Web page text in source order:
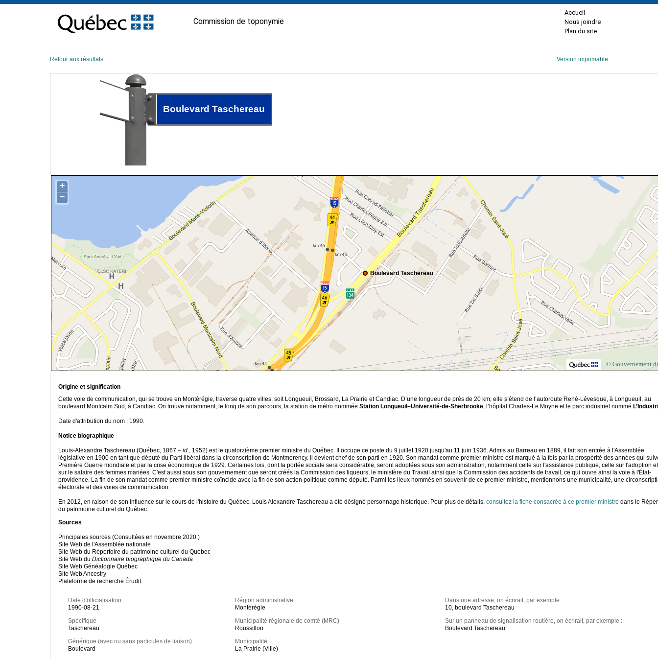
contenu
Commission de toponymie
Accueil
Nous joindre
Plan du site
Retour aux résultats Version imprimable
Boulevard Taschereau
Boulevard Taschereau
+
−
© Gouvernement
Origine et signification
Cette voie de communication, qui se trouve en Montérégie, traverse quatre villes, soit Longueuil, Brossard, La Prairie et Candiac. D’une longueur de près de 20 km, elle s’étend de l’autoroute René-Lévesque, à Longueuil, au
boulevard Montcalm Sud, à Candiac. On trouve notamment, le long de son parcours, la station de métro nommée Station Longueuil–Université-de-Sherbrooke, l’hôpital Charles-Le Moyne et le parc industriel nommé
Date d'attribution du nom : 1990.
Notice biographique
Louis-Alexandre Taschereau (Québec, 1867 – id., 1952) est le quatorzième premier ministre du Québec. Il occupe ce poste du 9 juillet 1920 jusqu'au 11 juin 1936. Admis au Barreau en 1889, il fait son entrée à l'Assemblée
législative en 1900 en tant que député du Parti libéral dans la circonscription de Montmorency. Il devient chef de son parti en 1920. Son mandat comme premier ministre est marqué à la fois par la prospérité des années qui
Première Guerre mondiale et par la crise économique de 1929. Certaines lois, dont la portée sociale sera considérable, seront adoptées sous son administration, notamment celle sur l'assistance publique, celle sur l'adoption
sur le salaire des femmes mariées. C'est aussi sous son gouvernement que seront créés la Commission des liqueurs, le ministère du Travail ainsi que la Commission des accidents de travail, ce qui ouvre ainsi la voie à l'État-
providence. La fin de son mandat comme premier ministre coïncide avec la fin de son action politique comme député. Parmi les lieux nommés en souvenir de ce premier ministre, mentionnons une municipalité, une
électorale et des voies de communication.
En 2012, en raison de son influence sur le cours de l'histoire du Québec, Louis Alexandre Taschereau a été désigné personnage historique. Pour plus de détails, consultez la fiche consacrée à ce premier ministre dans le
du patrimoine culturel du Québec.
Sources
Principales sources (Consultées en novembre 2020.)
Site Web de l'Assemblée nationale
Site Web du Répertoire du patrimoine culturel du Québec
Site Web du Dictionnaire biographique du Canada
Site Web Généalogie Québec
Site Web Ancestry
Plateforme de recherche Érudit
Date d'officialisation
1990-08-21
Spécifique
Taschereau
Générique (avec ou sans particules de liaison)
Boulevard
Région administrative
Montérégie
Municipalité régionale de comté (MRC)
Roussillon
Municipalité
La Prairie (Ville)
Dans une adresse, on écrirait, par exemple :
10, boulevard Taschereau
Sur un panneau de signalisation routière, on écrirait, par exemple :
Boulevard Taschereau